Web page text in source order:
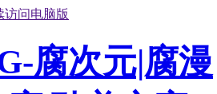
访问电脑版